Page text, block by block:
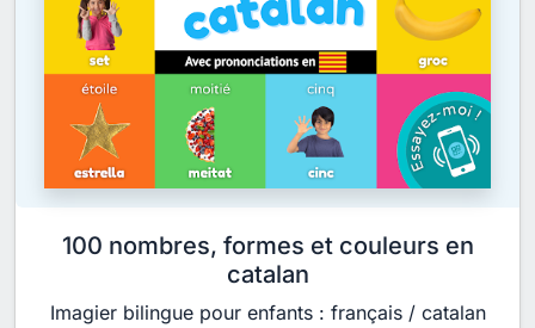
100 nombres, formes et couleurs en
catalan
Imagier bilingue pour enfants : français / catalan